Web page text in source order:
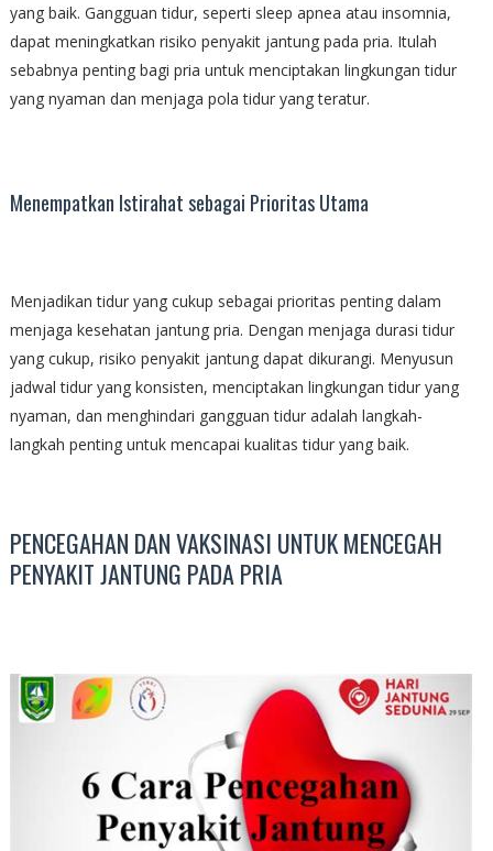
yang baik. Gangguan tidur, seperti sleep apnea atau insomnia,
dapat meningkatkan risiko penyakit jantung pada pria. Itulah
sebabnya penting bagi pria untuk menciptakan lingkungan tidur
yang nyaman dan menjaga pola tidur yang teratur.
Menempatkan Istirahat sebagai Prioritas Utama
Menjadikan tidur yang cukup sebagai prioritas penting dalam
menjaga kesehatan jantung pria. Dengan menjaga durasi tidur
yang cukup, risiko penyakit jantung dapat dikurangi. Menyusun
jadwal tidur yang konsisten, menciptakan lingkungan tidur yang
nyaman, dan menghindari gangguan tidur adalah langkah-
langkah penting untuk mencapai kualitas tidur yang baik.
PENCEGAHAN DAN VAKSINASI UNTUK MENCEGAH
PENYAKIT JANTUNG PADA PRIA